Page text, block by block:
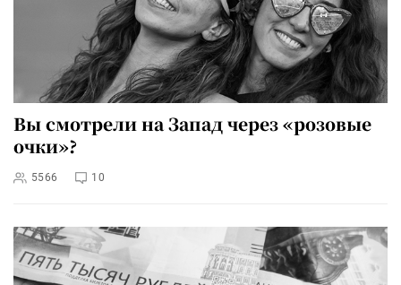
Вы смотрели на Запад через «розовые
очки»?
5566 10